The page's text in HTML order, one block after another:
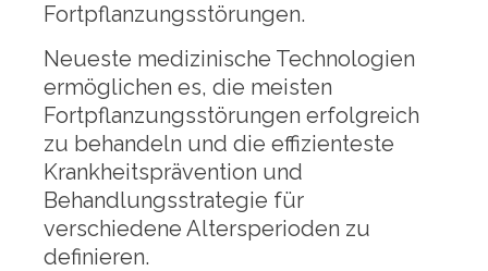
Fortpflanzungsstörungen.
Neueste medizinische Technologien
ermöglichen es, die meisten
Fortpflanzungsstörungen erfolgreich
zu behandeln und die effizienteste
Krankheitsprävention und
Behandlungsstrategie für
verschiedene Altersperioden zu
definieren.